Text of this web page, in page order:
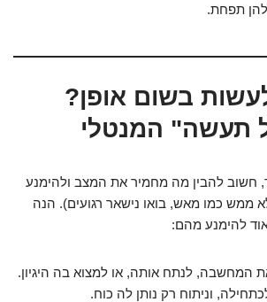
תפחת.
בשום אופן?
תעשה" המנטלי
חשוב להבין מה מחמיר את המצב ולהימנע
ממש כמו מאש, בואו נישאר רגועים). הנה
להימנע מהם:
המחשבה, לנתח אותה, או למצוא בה היגיון.
וניתוח רק נותן לה כוח.